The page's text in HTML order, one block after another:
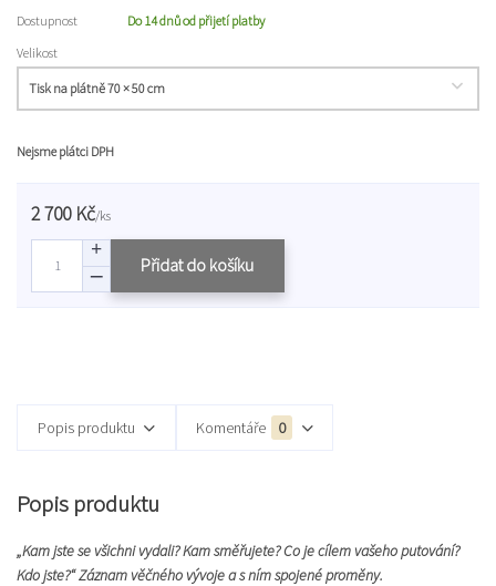
Dostupnost
Do 14 dnů od přijetí platby
Velikost
Nejsme plátci DPH
2 700 Kč/ks
Přidat do košíku
Popis produktu Komentáře 0
Popis produktu
„Kam jste se všichni vydali? Kam směřujete? Co je cílem vašeho putování?
Kdo jste?“ Záznam věčného vývoje a s ním spojené proměny.